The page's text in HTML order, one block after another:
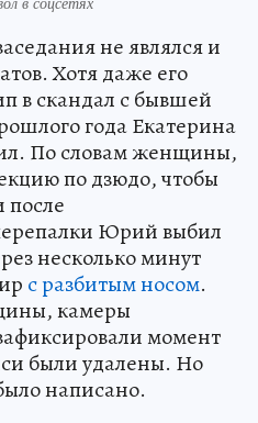
не являлся и
Хотя даже его
в скандал с бывшей
года Екатерина
По словам женщины,
по дзюдо, чтобы
после
Юрий выбил
несколько минут
с разбитым носом.
камеры
момент
были удалены. Но
написано.